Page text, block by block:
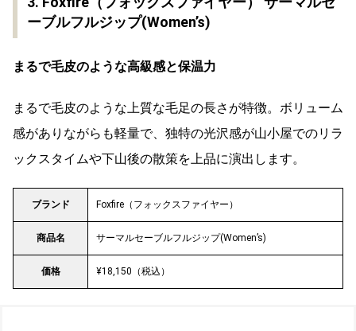
ーブルフルジップ(Women’s)
まるで毛皮のような高級感と保温力
まるで毛皮のような上質な毛足の長さが特徴。ボリューム
感がありながらも軽量で、独特の光沢感が山小屋でのリラ
ックスタイムや下山後の散策を上品に演出します。
ブランド Foxfire（フォックスファイヤー）
商品名 サーマルセーブルフルジップ(Women’s)
価格 ¥18,150（税込）